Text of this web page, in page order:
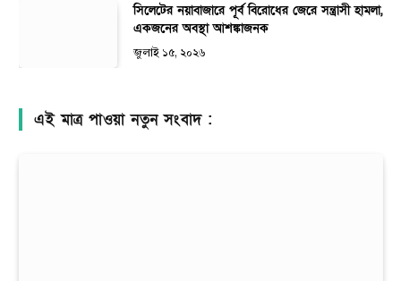
সিলেটের নয়াবাজারে পূর্ব বিরোধের জেরে সন্ত্রাসী হামলা,
একজনের অবস্থা আশঙ্কাজনক
জুলাই ১৫, ২০২৬
এই মাত্র পাওয়া নতুন সংবাদ :